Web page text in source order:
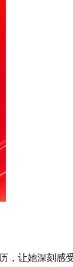
，让她深刻感